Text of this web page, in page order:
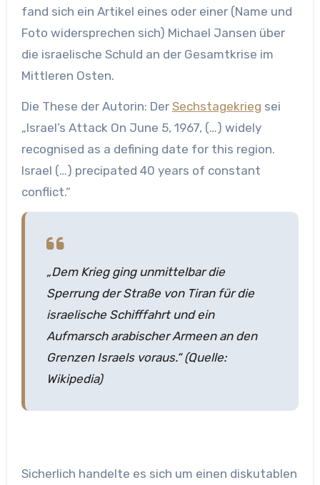
fand sich ein Artikel eines oder einer (Name und
Foto widersprechen sich) Michael Jansen über
die israelische Schuld an der Gesamtkrise im
Mittleren Osten.
Die These der Autorin: Der Sechstagekrieg sei
„Israel’s Attack On June 5, 1967, (…) widely
recognised as a defining date for this region.
Israel (…) precipated 40 years of constant
conflict.“
„Dem Krieg ging unmittelbar die
Sperrung der Straße von Tiran für die
israelische Schifffahrt und ein
Aufmarsch arabischer Armeen an den
Grenzen Israels voraus.“ (Quelle:
Wikipedia)
Sicherlich handelte es sich um einen diskutablen